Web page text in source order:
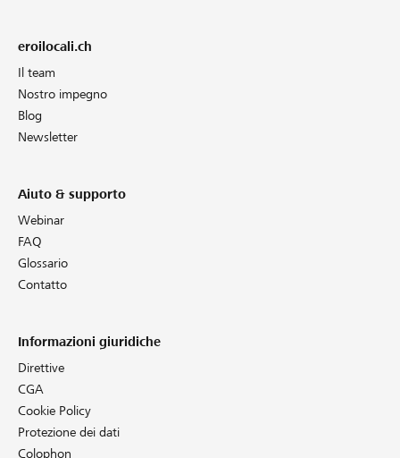
eroilocali.ch
Il team
Nostro impegno
Blog
Newsletter
Aiuto & supporto
Webinar
FAQ
Glossario
Contatto
Informazioni giuridiche
Direttive
CGA
Cookie Policy
Protezione dei dati
Colophon